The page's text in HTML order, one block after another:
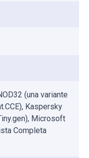
(una variante
Kaspersky
Microsoft
Completa